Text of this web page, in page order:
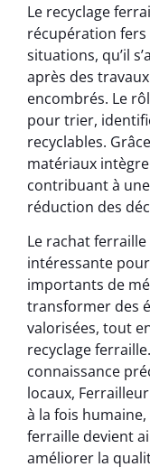
Le recyclage
récupération fers
situations, qu’il
après des
encombrés. Le
pour trier,
recyclables.
matériaux
contribuant à
réduction des
Le rachat
intéressante
importants de
transformer des
valorisées, tout
recyclage
connaissance
locaux,
à la fois
ferraille devient
améliorer la